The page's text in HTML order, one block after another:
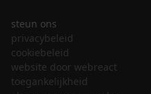
steun ons
privacybeleid
cookiebeleid
website door webreact
toegankelijkheid